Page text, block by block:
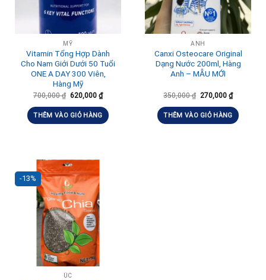
MỸ
Vitamin Tổng Hợp Dành
Cho Nam Giới Dưới 50 Tuổi
ONE A DAY 300 Viên,
Hàng Mỹ
700,000₫ 620,000 ₫
THÊM VÀO GIỎ HÀNG
ANH
Canxi Osteocare Original
Dạng Nước 200ml, Hàng
Anh – MẪU MỚI
350,000₫ 270,000 ₫
THÊM VÀO GIỎ HÀNG
-13%
ÚC